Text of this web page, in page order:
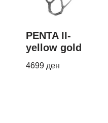
PENTA II-
yellow gold
4699 ден